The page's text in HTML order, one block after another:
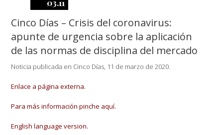
03.11
Cinco Días – Crisis del coronavirus:
apunte de urgencia sobre la aplicación
de las normas de disciplina del mercado
Noticia publicada en Cinco Días, 11 de marzo de 2020.
Enlace a página externa.
Para más información pinche aquí.
English language version.